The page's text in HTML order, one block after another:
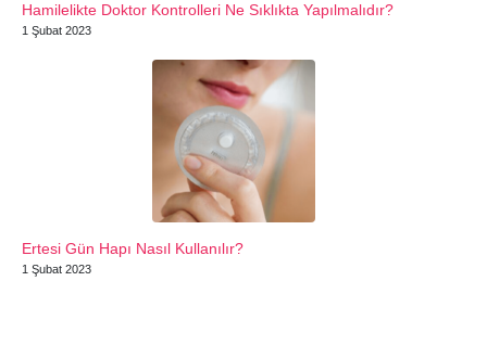
Hamilelikte Doktor Kontrolleri Ne Sıklıkta Yapılmalıdır?
1 Şubat 2023
Ertesi Gün Hapı Nasıl Kullanılır?
1 Şubat 2023